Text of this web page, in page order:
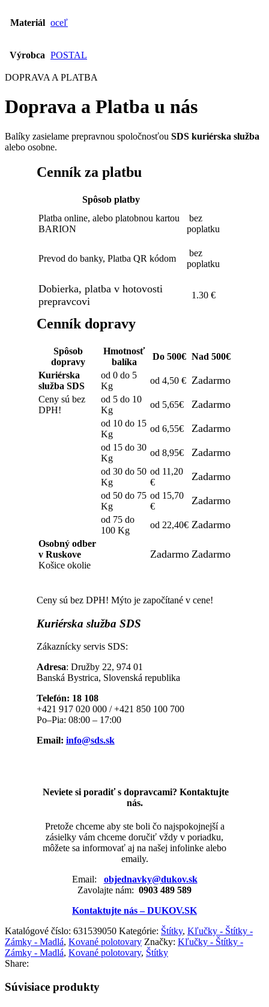
Materiál oceľ
Výrobca POSTAL
DOPRAVA A PLATBA
Doprava a Platba u nás
Balíky zasielame prepravnou spoločnosťou SDS kuriérska služba
alebo osobne.
Cenník za platbu
Spôsob platby
Platba online, alebo platobnou kartou
BARION
bez
poplatku
Prevod do banky, Platba QR kódom
bez
poplatku
Dobierka, platba v hotovosti
prepravcovi
1.30 €
Cenník dopravy
Spôsob
dopravy
Hmotnosť
balíka
Do 500€ Nad 500€
Kuriérska
služba SDS
od 0 do 5
Kg
od 4,50 € Zadarmo
Ceny sú bez
DPH!
od 5 do 10
Kg
od 5,65€ Zadarmo
od 10 do 15
Kg
od 6,55€ Zadarmo
od 15 do 30
Kg
od 8,95€ Zadarmo
od 30 do 50
Kg
od 11,20
€
Zadarmo
od 50 do 75
Kg
od 15,70
€
Zadarmo
od 75 do
100 Kg
od 22,40€ Zadarmo
Osobný odber
v Ruskove
Košice okolie
Zadarmo Zadarmo
Ceny sú bez DPH! Mýto je započítané v cene!
Kuriérska služba SDS
Zákaznícky servis SDS:
Adresa: Družby 22, 974 01
Banská Bystrica, Slovenská republika
Telefón: 18 108
+421 917 020 000 / +421 850 100 700
Po–Pia: 08:00 – 17:00
Email: info@sds.sk
Neviete si poradiť s dopravcami? Kontaktujte
nás.
Pretože chceme aby ste boli čo najspokojnejší a
zásielky vám chceme doručiť vždy v poriadku,
môžete sa informovať aj na našej infolinke alebo
emaily.
Email: objednavky@dukov.sk
Zavolajte nám: 0903 489 589
Kontaktujte nás – DUKOV.SK
Katalógové číslo: 631539050 Kategórie: Štítky, Kľučky - Štítky -
Zámky - Madlá, Kované polotovary Značky: Kľučky - Štítky -
Zámky - Madlá, Kované polotovary, Štítky
Share:
Súvisiace produkty